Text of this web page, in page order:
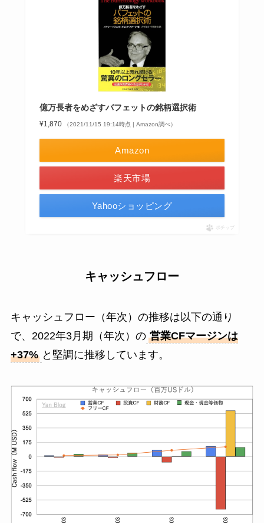
億万長者をめざすバフェットの銘柄選択術
¥1,870 （2021/11/15 19:14時点 | Amazon調べ）
Amazon
楽天市場
Yahooショッピング
ポチップ
キャッシュフロー
キャッシュフロー（年次）の推移は以下の通り
で、2022年3月期（年次）の 営業CFマージンは
+37% と堅調に推移しています。